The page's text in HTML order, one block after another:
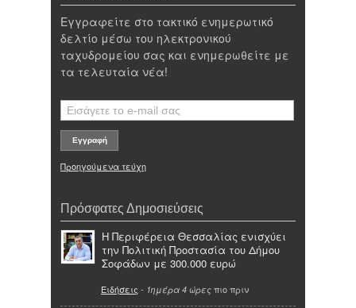
Εγγραφείτε στο τακτικό ενημερωτικό
δελτίο μέσω του ηλεκτρονικού
ταχυδρομείου σας και ενημερωθείτε με
τα τελευταία νέα!
Προηγούμενα τεύχη
Πρόσφατες Δημοσιεύσεις
Η Περιφέρεια Θεσσαλίας ενισχύει
την Πολιτική Προστασία του Δήμου
Σοφάδων με 300.000 ευρώ
Ειδήσεις - 1ημέρα 4 ώρες πιο πριν